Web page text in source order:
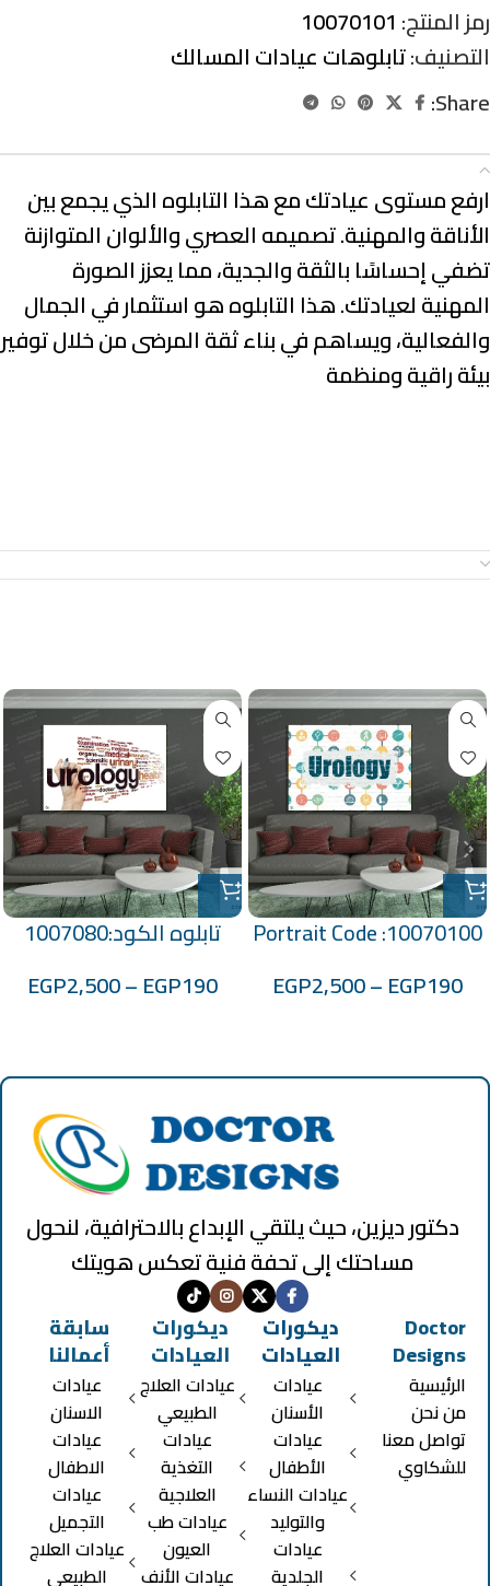
رمز المنتج: 10070101
التصنيف:تابلوهات عيادات المسالك
Share:
ارفع مستوى عيادتك مع هذا التابلوه الذي يجمع بين
الأناقة والمهنية. تصميمه العصري والألوان المتوازنة
تضفي إحساسًا بالثقة والجدية، مما يعزز الصورة
المهنية لعيادتك. هذا التابلوه هو استثمار في الجمال
والفعالية، ويساهم في بناء ثقة المرضى من خلال توفير
بيئة راقية ومنظمة
Portrait Code :10070100
EGP190
–
EGP2,500
تابلوه الكود:1007080
EGP190
–
EGP2,500
دكتور ديزين، حيث يلتقي الإبداع بالاحترافية، لنحول
مساحتك إلى تحفة فنية تعكس هويتك
Doctor
Designs
الرئيسية
من نحن
تواصل معنا
للشكاوي
ديكورات
العيادات
عيادات
الأسنان
عيادات
الأطفال
عيادات النساء
والتوليد
عيادات
الجلدية
ديكورات
العيادات
عيادات العلاج
الطبيعي
عيادات
التغذية
العلاجية
عيادات طب
العيون
عيادات الأنف
سابقة
أعمالنا
عيادات
الاسنان
عيادات
الاطفال
عيادات
التجميل
عيادات العلاج
الطبيعي